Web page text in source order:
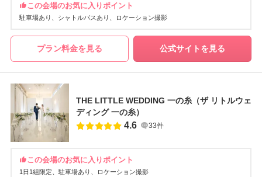
この会場のお気に入りポイント
駐車場あり シャトルバスあり ロケーション撮影
プラン料金を見る 公式サイトを見る
THE LITTLE WEDDING 一の糸（ザ リトルウェ
ディング 一の糸）
4.6 33件
この会場のお気に入りポイント
1日1組限定 駐車場あり ロケーション撮影